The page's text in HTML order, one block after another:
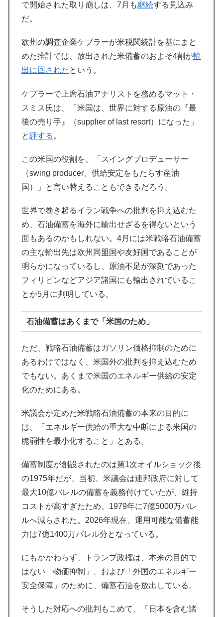
で開始された取り崩しは、7月も継続する見込み
だ。
欧州の調査企業ケプラーが米税関統計を基にまと
めた推計では、放出された米備蓄のおよそ4割が輸
出に回された という。
ケプラーで上席石油アナリストを務めるマット・
スミス氏は、「米国は、世界に対する原油の『最
後の売り手』（supplier of last resort）になった」
と評する 。
この米国の役割を、「スイングプロデューサー
（swing producer、供給安定をもたらす産油
国）」と言い替えることもできるだろう。
世界で巻き起るイラン戦争への批判を抑え込むた
め、石油備蓄を海外に輸出せざるを得ないという
面もあるのかもしれない。4月には米戦略石油備蓄
の主な輸出先は欧州同盟国や友好国であることが
明らかになっているし、原油不足が深刻であった
フィリピンなどアジア諸国にも輸出されているこ
とが5月に判明している。
石油備蓄はあくまで「米国のため」
ただ、戦略石油備蓄はガソリン価格抑制のために
あるわけではなく、米国外の批判を抑え込むため
でもない。あくまで米国のエネルギー供給の安定
化のためにある。
米議会が定めた米戦略石油備蓄の本来の目的に
は、「エネルギー供給の重大な中断による米国の
脆弱性を最小化すること」とある。
備蓄制度が創設されたのは第1次オイルショック後
の1975年だが、当初、米議会は連邦政府に対して
最大10億バレルの備蓄を義務付けていたが、維持
コストが高すぎたため、1979年に7億5000万バレ
ルへ減らされた。2026年現在、運用可能な備蓄能
力は7億1400万バレル分となっている。
にもかかわらず、トランプ政権は、本来の目的で
はない「物価抑制」、および「外国のエネルギー
安全保障」のために、備蓄石油を放出している。
そうした対応への批判もこめて、「日本を含む諸